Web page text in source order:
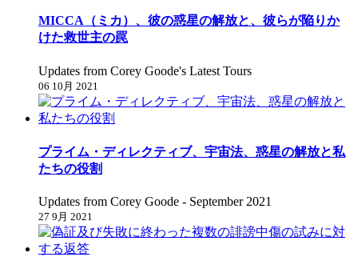
MICCA（ミカ）、彼の惑星の解放と、彼らが陥りか
けた救世主の罠
Updates from Corey Goode's Latest Tours
06 10月 2021
プライム・ディレクティブ、宇宙法、惑星の解放と私
たちの役割
Updates from Corey Goode - September 2021
27 9月 2021